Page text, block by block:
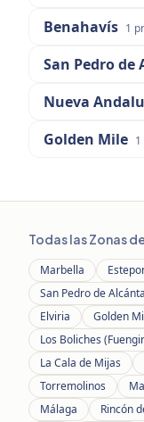
Benahavís 1
San Pedro de
Nueva
Golden Mile 1
Todas las Zonas
Marbella
San Pedro de
Elviria
Golden
Los Boliches
La Cala de Mijas
Torremolinos
Málaga
Rincón